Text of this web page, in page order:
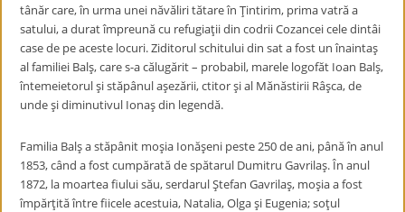
tânăr care, în urma unei năvăliri tătare în Ţintirim, prima vatră a
satului, a durat împreună cu refugiaţii din codrii Cozancei cele dintâi
case de pe aceste locuri. Ziditorul schitului din sat a fost un înaintaş
al familiei Balş, care s-a călugărit – probabil, marele logofăt Ioan Balş,
întemeietorul şi stăpânul aşezării, ctitor şi al Mănăstirii Râşca, de
unde şi diminutivul Ionaş din legendă.
Familia Balş a stăpânit moşia Ionăşeni peste 250 de ani, până în anul
1853, când a fost cumpărată de spătarul Dumitru Gavrilaş. În anul
1872, la moartea fiului său, serdarul Ştefan Gavrilaş, moşia a fost
împărţită între fiicele acestuia, Natalia, Olga şi Eugenia; soţul